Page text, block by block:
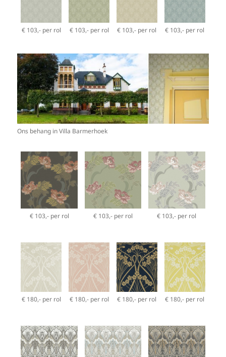
€ 103,- per rol € 103,- per rol € 103,- per rol € 103,- per rol
Ons behang in Villa Barmerhoek
€ 103,- per rol € 103,- per rol € 103,- per rol
€ 180,- per rol € 180,- per rol € 180,- per rol € 180,- per rol